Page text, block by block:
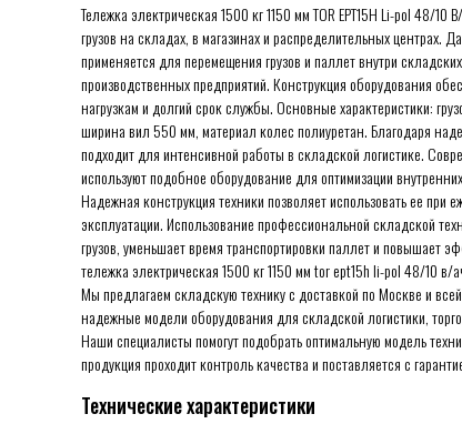
Тележка электрическая 1500 кг 1150 мм TOR EPT15H Li-pol 48/10
грузов на складах, в магазинах и распределительных центрах.
применяется для перемещения грузов и паллет внутри
производственных предприятий. Конструкция оборудования
нагрузкам и долгий срок службы. Основные характеристики:
ширина вил 550 мм, материал колес полиуретан. Благодаря
подходит для интенсивной работы в складской логистике.
используют подобное оборудование для оптимизации
Надежная конструкция техники позволяет использовать ее при
эксплуатации. Использование профессиональной складской
грузов, уменьшает время транспортировки паллет и повышает
тележка электрическая 1500 кг 1150 мм tor ept15h li-pol 48/10
Мы предлагаем складскую технику с доставкой по Москве и
надежные модели оборудования для складской логистики,
Наши специалисты помогут подобрать оптимальную модель
продукция проходит контроль качества и поставляется с